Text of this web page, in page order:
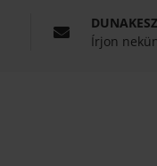
Írjon